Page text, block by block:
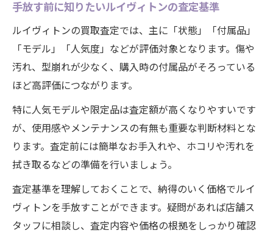
手放す前に知りたいルイヴィトンの査定基準
ルイヴィトンの買取査定では、主に「状態」「付属品」
「モデル」「人気度」などが評価対象となります。傷や
汚れ、型崩れが少なく、購入時の付属品がそろっている
ほど高評価につながります。
特に人気モデルや限定品は査定額が高くなりやすいです
が、使用感やメンテナンスの有無も重要な判断材料とな
ります。査定前には簡単なお手入れや、ホコリや汚れを
拭き取るなどの準備を行いましょう。
査定基準を理解しておくことで、納得のいく価格でルイ
ヴィトンを手放すことができます。疑問があれば店舗ス
タッフに相談し、査定内容や価格の根拠をしっかり確認